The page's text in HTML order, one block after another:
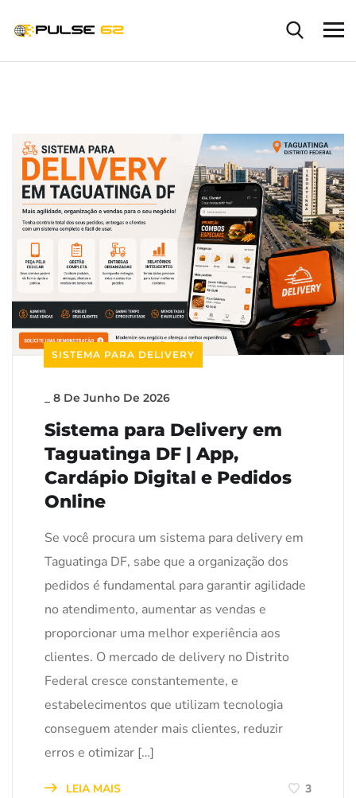
SISTEMA PARA DELIVERY
8 De Junho De 2026
Sistema para Delivery em
Taguatinga DF | App,
Cardápio Digital e Pedidos
Online
Se você procura um sistema para delivery em
Taguatinga DF, sabe que a organização dos
pedidos é fundamental para garantir agilidade
no atendimento, aumentar as vendas e
proporcionar uma melhor experiência aos
clientes. O mercado de delivery no Distrito
Federal cresce constantemente, e
estabelecimentos que utilizam tecnologia
conseguem atender mais clientes, reduzir
erros e otimizar […]
LEIA MAIS 3